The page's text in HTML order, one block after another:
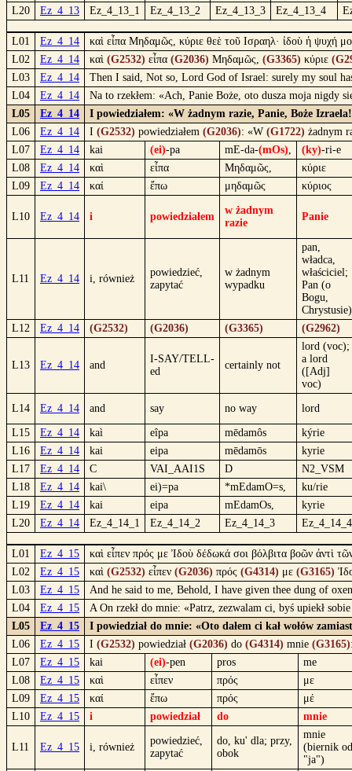
L20
Ez_4_13 Ez_4_13_1 Ez_4_13_2 Ez_4_13_3 Ez_4_13_4
L01 Ez_4_14
καὶ εἶπα Μηδαμῶς, κύριε θεὲ τοῦ Ισραηλ· ἰδοὺ ἡ ψυχή
L02
Ez_4_14 καὶ (G2532) εἶπα (G2036) Μηδαμῶς, (G3365) κύριε
L03
Ez_4_14
Then I said, Not so, Lord God of Israel: surely my soul
L04
Ez_4_14
Na to rzekłem: «Ach, Panie Boże, oto dusza moja nigdy
L05
Ez_4_14
I powiedziałem: «W żadnym razie, Panie, Boże
L06
Ez_4_14 I (G2532) powiedziałem (G2036): «W (G1722) żadnym
L07
Ez_4_14 kai (ei)-pa mE-da-(mOs), (ky)-ri-e
L08
Ez_4_14 καὶ εἶπα Μηδαμῶς,
κύριε
L09
Ez_4_14 καί ἔπω μηδαμῶς κύριος
L10 Ez_4_14 i powiedziałem
w żadnym
razie
Panie
L11 Ez_4_14 i, również
powiedzieć,
zapytać
w żadnym
wypadku
pan,
władca,
właściciel;
Pan (o
Bogu,
Chrystusie)
L12
Ez_4_14 (G2532) (G2036) (G3365) (G2962)
L13 Ez_4_14 and
I-SAY/TELL-
ed
certainly not
lord (voc);
a lord
([Adj]
voc)
L14 Ez_4_14 and say no way lord
L15 Ez_4_14 kaì eîpa mēdamôs
kýrie
L16
Ez_4_14 kai eipa mēdamōs
kyrie
L17
Ez_4_14 C VAI_AAI1S D
N2_VSM
L18
Ez_4_14 kai\ ei)=pa *mEdamO=s,
ku/rie
L19
Ez_4_14 kai eipa mEdamOs,
kyrie
L20
Ez_4_14 Ez_4_14_1 Ez_4_14_2 Ez_4_14_3 Ez_4_14_4
L01 Ez_4_15
καὶ εἶπεν πρός με Ἰδοὺ δέδωκά σοι βόλβιτα βοῶν ἀντὶ
L02
Ez_4_15 καὶ (G2532) εἶπεν (G2036) πρός (G4314) με (G3165)
L03
Ez_4_15
And he said to me, Behold, I have given thee dung of
L04
Ez_4_15
A On rzekł do mnie: «Patrz, zezwalam ci, byś upiekł
L05
Ez_4_15
I powiedział do mnie: «Oto dałem ci kał wołów
L06
Ez_4_15 I (G2532) powiedział (G2036) do (G4314) mnie (G3165)
L07
Ez_4_15 kai (ei)-pen pros
me
L08
Ez_4_15 καὶ εἶπεν πρός
με
L09
Ez_4_15 καί ἔπω πρός
μέ
L10
Ez_4_15 i powiedział do mnie
L11 Ez_4_15 i, również
powiedzieć,
zapytać
do, ku' dla; przy,
obok
mnie
(biernik od
"ja")